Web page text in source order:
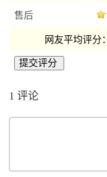
售后
网友平均评分：
1 评论